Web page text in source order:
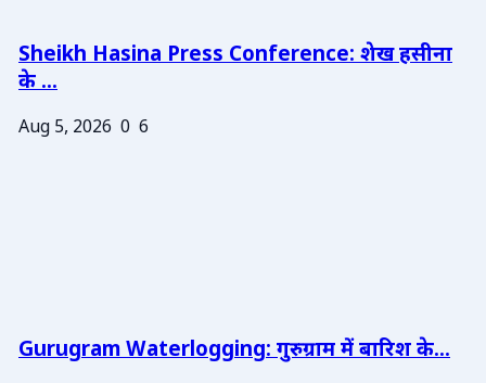
Sheikh Hasina Press Conference: शेख हसीना
के ...
Aug 5, 2026 0 6
Gurugram Waterlogging: गुरुग्राम में बारिश के...